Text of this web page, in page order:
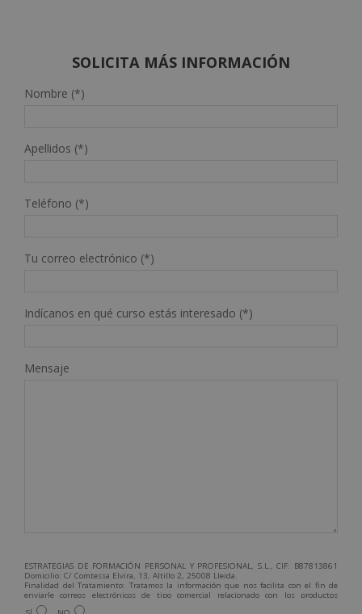
1.580,00€.395,00€.
SOLICITA MÁS INFORMACIÓN
Nombre (*)
Apellidos (*)
Teléfono (*)
Tu correo electrónico (*)
Indícanos en qué curso estás interesado (*)
Mensaje
ESTRATEGIAS DE FORMACIÓN PERSONAL Y PROFESIONAL, S.L., CIF: B87813861
Domicilio: C/ Comtessa Elvira, 13, Altillo 2, 25008 Lleida.
Finalidad del Tratamiento: Tratamos la información que nos facilita con el fin de
enviarle correos electrónicos de tipo comercial relacionado con los productos
ofrecidos y otros tipo de productos que fueran de su interés.